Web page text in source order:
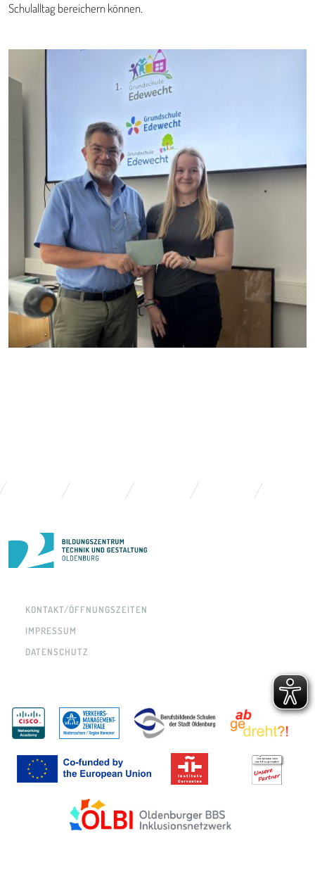
Schulalltag bereichern können.
KONTAKT/ÖFFNUNGSZEITEN
IMPRESSUM
DATENSCHUTZ